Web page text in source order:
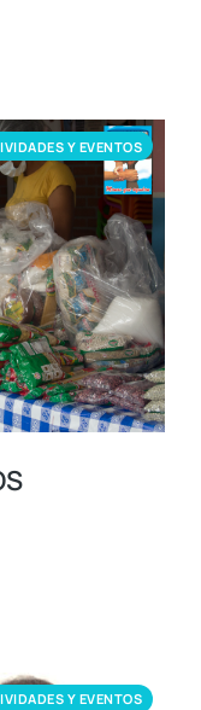
Y EVENTOS
Y EVENTOS